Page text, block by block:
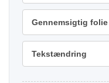
Gennemsigtig folie
Tekstændring